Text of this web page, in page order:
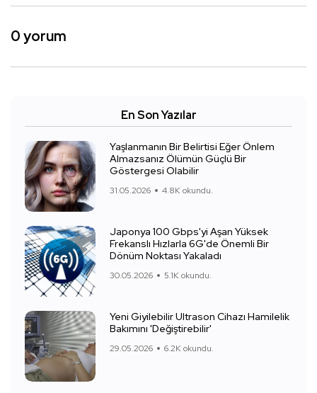
0 yorum
En Son Yazılar
Yaşlanmanın Bir Belirtisi Eğer Önlem
Almazsanız Ölümün Güçlü Bir
Göstergesi Olabilir
31.05.2026 4.8K okundu.
Japonya 100 Gbps'yi Aşan Yüksek
Frekanslı Hızlarla 6G'de Önemli Bir
Dönüm Noktası Yakaladı
30.05.2026 5.1K okundu.
Yeni Giyilebilir Ultrason Cihazı Hamilelik
Bakımını 'Değiştirebilir'
29.05.2026 6.2K okundu.